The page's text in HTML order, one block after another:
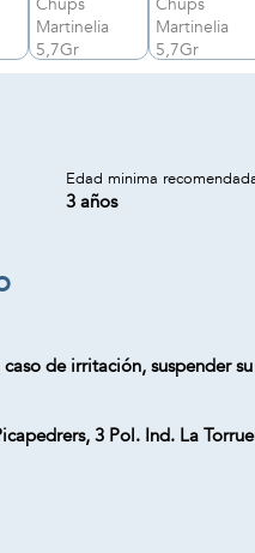
Edad minima
3 años
de irritación, suspender
3 Pol. Ind. La